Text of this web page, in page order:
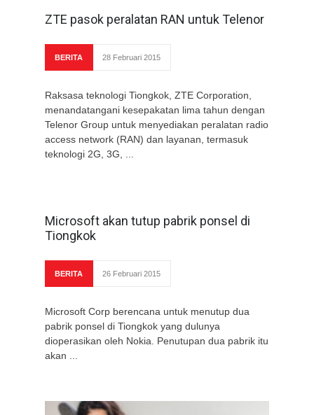
ZTE pasok peralatan RAN untuk Telenor
BERITA 28 Februari 2015
Raksasa teknologi Tiongkok, ZTE Corporation,
menandatangani kesepakatan lima tahun dengan
Telenor Group untuk menyediakan peralatan radio
access network (RAN) dan layanan, termasuk
teknologi 2G, 3G, ...
Microsoft akan tutup pabrik ponsel di
Tiongkok
BERITA 26 Februari 2015
Microsoft Corp berencana untuk menutup dua
pabrik ponsel di Tiongkok yang dulunya
dioperasikan oleh Nokia. Penutupan dua pabrik itu
akan ...